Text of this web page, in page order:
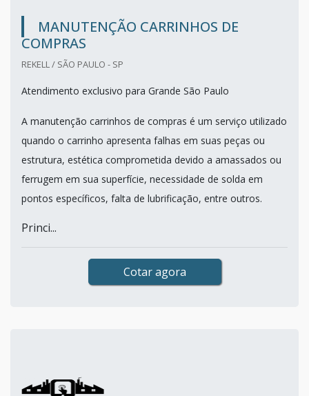
MANUTENÇÃO CARRINHOS DE
COMPRAS
REKELL / SÃO PAULO - SP
Atendimento exclusivo para Grande São Paulo
A manutenção carrinhos de compras é um serviço utilizado
quando o carrinho apresenta falhas em suas peças ou
estrutura, estética comprometida devido a amassados ou
ferrugem em sua superfície, necessidade de solda em
pontos específicos, falta de lubrificação, entre outros.
Princi...
Cotar agora